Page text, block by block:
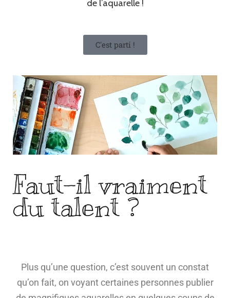
de l’aquarelle !
C'est parti !
Faut-il vraiment
du talent ?
Plus qu’une question, c’est souvent un constat
qu’on fait, on voyant certaines personnes publier